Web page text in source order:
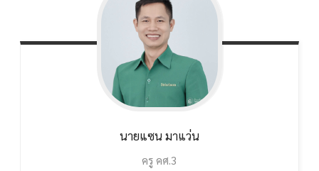
นายแซน มาแว่น
ครู คศ.3